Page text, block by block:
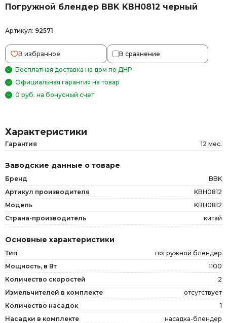
Погружной блендер BBK KBH0812 черный
Артикул: 92571
В избранное В сравнение
Бесплатная доставка на дом по ДНР
Официальная гарантия на товар
0 руб. на бонусный счет
Характеристики
Гарантия 12 мес.
Заводские данные о товаре
Бренд
BBK
Артикул производителя
KBH0812
Модель
KBH0812
Страна-производитель
китай
Основные характеристики
Тип
погружной блендер
Мощность, в Вт
1100
Количество скоростей
2
Измельчителей в комплекте
отсутствует
Количество насадок
1
Насадки в комплекте
насадка-блендер